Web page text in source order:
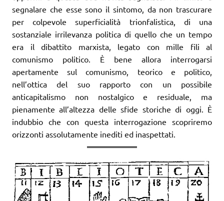
segnalare che esse sono il sintomo, da non trascurare
per colpevole superficialità trionfalistica, di una
sostanziale irrilevanza politica di quello che un tempo
era il dibattito marxista, legato con mille fili al
comunismo politico. È bene allora interrogarsi
apertamente sul comunismo, teorico e politico,
nell’ottica del suo rapporto con un possibile
anticapitalismo non nostalgico e residuale, ma
pienamente all’altezza delle sfide storiche di oggi. È
indubbio che con questa interrogazione scopriremo
orizzonti assolutamente inediti ed inaspettati.